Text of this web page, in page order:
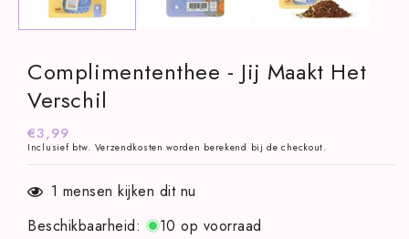
Complimententhee - Jij Maakt Het
Verschil
Normale
prijs
€3,99
Inclusief btw. Verzendkosten worden berekend bij de checkout.
1 mensen kijken dit nu
Beschikbaarheid:
10 op voorraad